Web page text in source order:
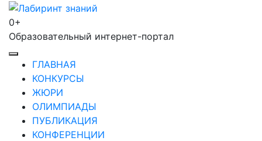
Перейти
содержимому
Enter)
Лабиринт знаний
0+
Образовательный интернет-портал
ГЛАВНАЯ
КОНКУРСЫ
ЖЮРИ
ОЛИМПИАДЫ
ПУБЛИКАЦИЯ
КОНФЕРЕНЦИИ